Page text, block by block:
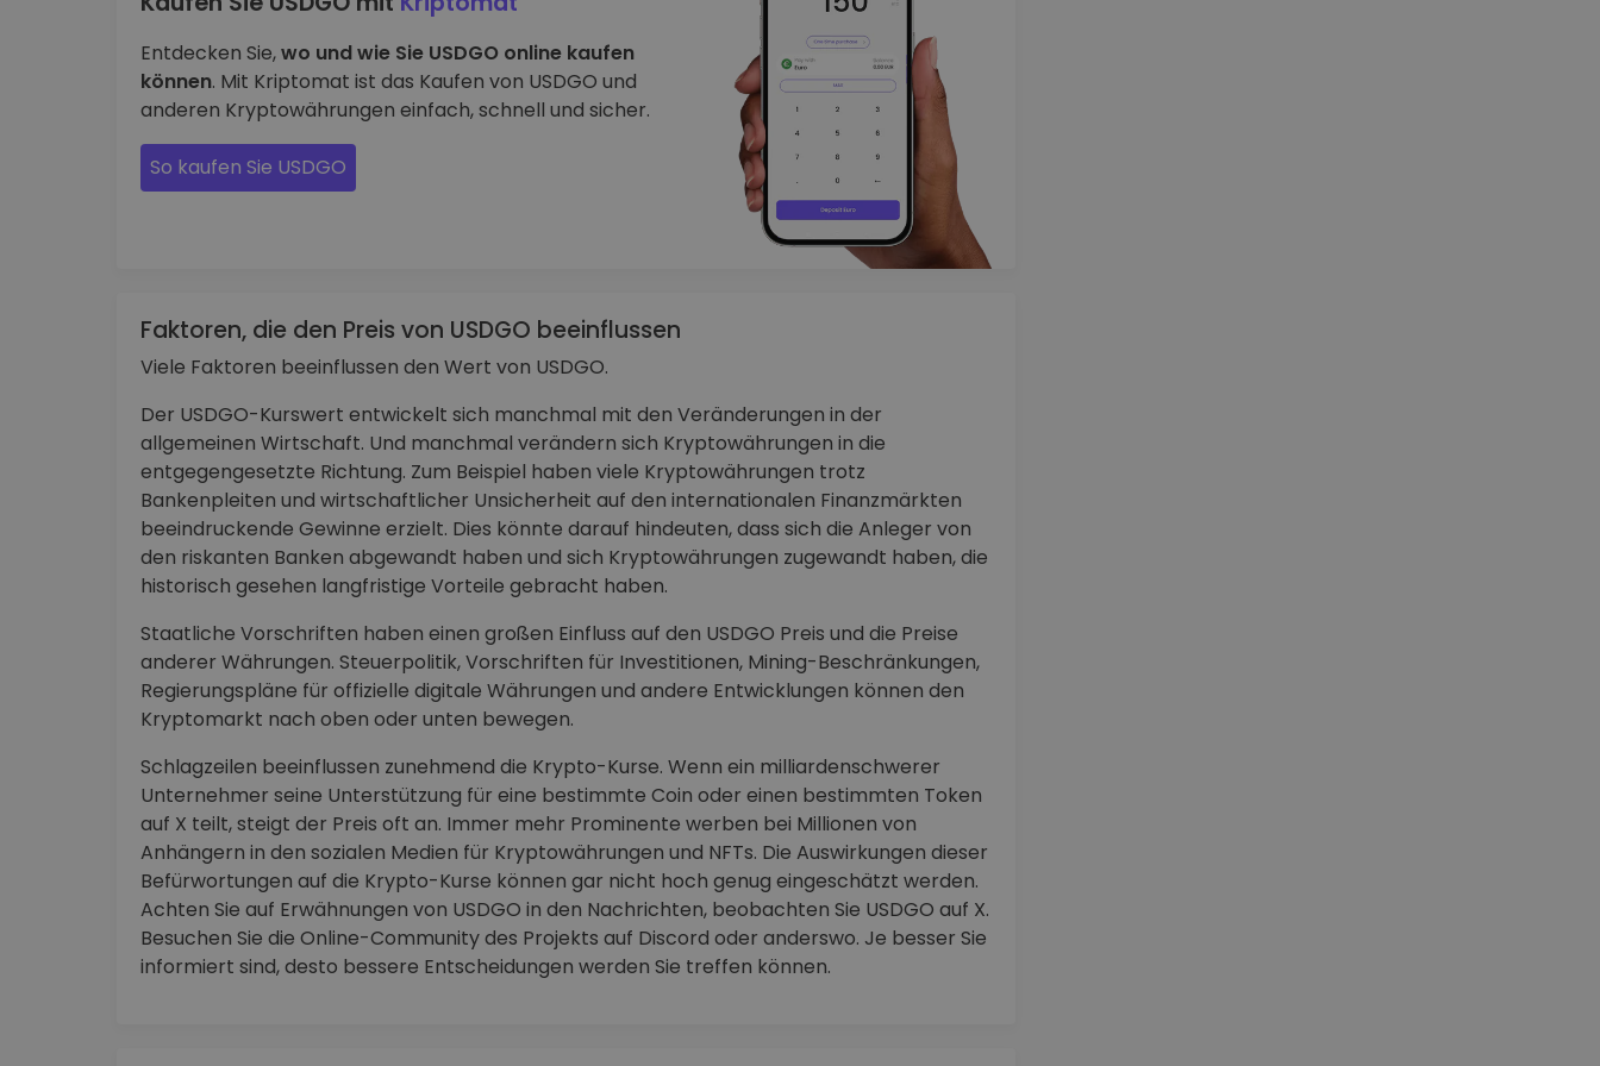
Entdecken Sie,wo und wie Sie USDGO online kaufen
können. Mit Kriptomat ist das Kaufen von USDGO und
anderen Kryptowährungen einfach, schnell und sicher.
So kaufen Sie USDGO
Faktoren, die den Preis von USDGO beeinflussen
Viele Faktoren beeinflussen den Wert von USDGO.
Der USDGO-Kurswert entwickelt sich manchmal mit den Veränderungen in der
allgemeinen Wirtschaft. Und manchmal verändern sich Kryptowährungen in die
entgegengesetzte Richtung. Zum Beispiel haben viele Kryptowährungen trotz
Bankenpleiten und wirtschaftlicher Unsicherheit auf den internationalen Finanzmärkten
beeindruckende Gewinne erzielt. Dies könnte darauf hindeuten, dass sich die Anleger von
den riskanten Banken abgewandt haben und sich Kryptowährungen zugewandt haben, die
historisch gesehen langfristige Vorteile gebracht haben.
Staatliche Vorschriften haben einen großen Einfluss auf den USDGO Preis und die Preise
anderer Währungen. Steuerpolitik, Vorschriften für Investitionen, Mining-Beschränkungen,
Regierungspläne für offizielle digitale Währungen und andere Entwicklungen können den
Kryptomarkt nach oben oder unten bewegen.
Schlagzeilen beeinflussen zunehmend die Krypto-Kurse. Wenn ein milliardenschwerer
Unternehmer seine Unterstützung für eine bestimmte Coin oder einen bestimmten Token
auf X teilt, steigt der Preis oft an. Immer mehr Prominente werben bei Millionen von
Anhängern in den sozialen Medien für Kryptowährungen und NFTs. Die Auswirkungen dieser
Befürwortungen auf die Krypto-Kurse können gar nicht hoch genug eingeschätzt werden.
Achten Sie auf Erwähnungen von USDGO in den Nachrichten, beobachten Sie USDGO auf X.
Besuchen Sie die Online-Community des Projekts auf Discord oder anderswo. Je besser Sie
informiert sind, desto bessere Entscheidungen werden Sie treffen können.